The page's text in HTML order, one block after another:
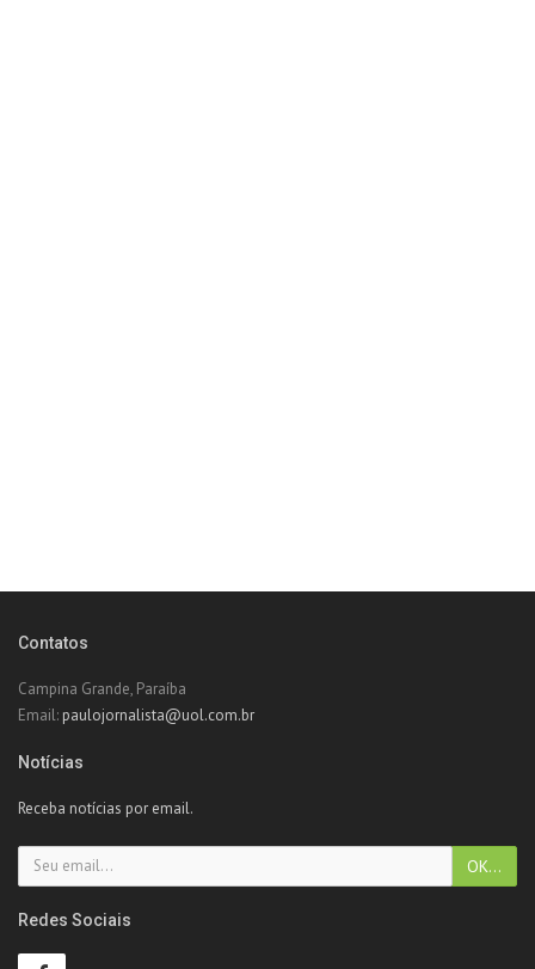
Contatos
Campina Grande, Paraíba
Email: paulojornalista@uol.com.br
Notícias
Receba notícias por email.
Redes Sociais